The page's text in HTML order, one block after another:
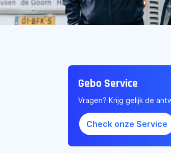
Gebo Service
Vragen? Krijg gelijk de
Check onze Service